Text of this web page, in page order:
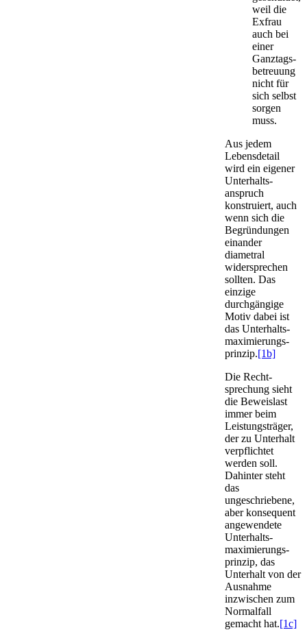
weil die
Exfrau
auch bei
einer
Ganztags­
betreuung
nicht für
sich selbst
sorgen
muss.
Aus jedem
Lebensdetail
wird ein eigener
Unter­halts­
anspruch
konstruiert, auch
wenn sich die
Begründungen
einander
diametral
widersprechen
sollten. Das
einzige
durchgängige
Motiv dabei ist
das Unter­halts­
maximierungs­
prinzip.[1b]
Die Recht­
sprechung sieht
die Beweislast
immer beim
Leistungs­träger,
der zu Unterhalt
verpflichtet
werden soll.
Dahinter steht
das
ungeschriebene,
aber konsequent
angewendete
Unter­halts­
maximierungs­
prinzip, das
Unterhalt von der
Ausnahme
inzwischen zum
Normalfall
gemacht hat.[1c]